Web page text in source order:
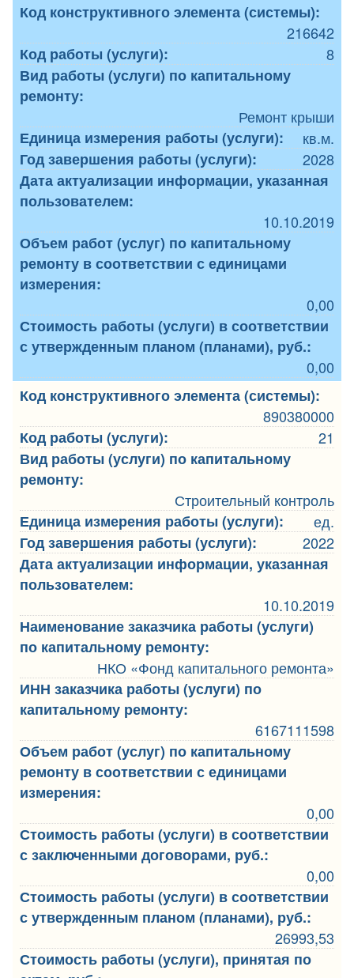
Код конструктивного элемента (системы):
216642
Код работы (услуги):
8
Вид работы (услуги) по капитальному
ремонту:
Ремонт крыши
Единица измерения работы (услуги):
кв.м.
Год завершения работы (услуги):
2028
Дата актуализации информации, указанная
пользователем:
10.10.2019
Объем работ (услуг) по капитальному
ремонту в соответствии с единицами
измерения:
0,00
Стоимость работы (услуги) в соответствии
с утвержденным планом (планами), руб.:
0,00
Код конструктивного элемента (системы):
890380000
Код работы (услуги):
21
Вид работы (услуги) по капитальному
ремонту:
Строительный контроль
Единица измерения работы (услуги):
ед.
Год завершения работы (услуги):
2022
Дата актуализации информации, указанная
пользователем:
10.10.2019
Наименование заказчика работы (услуги)
по капитальному ремонту:
НКО «Фонд капитального ремонта»
ИНН заказчика работы (услуги) по
капитальному ремонту:
6167111598
Объем работ (услуг) по капитальному
ремонту в соответствии с единицами
измерения:
0,00
Стоимость работы (услуги) в соответствии
с заключенными договорами, руб.:
0,00
Стоимость работы (услуги) в соответствии
с утвержденным планом (планами), руб.:
26993,53
Стоимость работы (услуги), принятая по